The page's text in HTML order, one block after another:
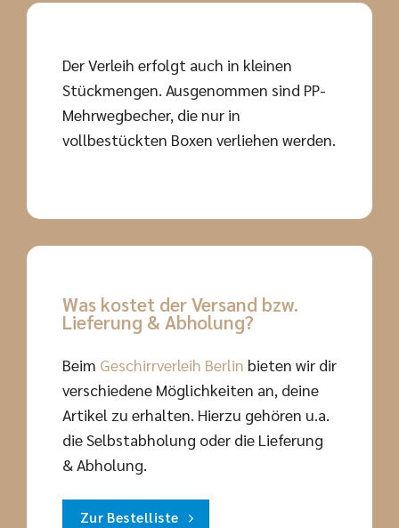
Der Verleih erfolgt auch in kleinen
Stückmengen. Ausgenommen sind PP-
Mehrwegbecher, die nur in
vollbestückten Boxen verliehen werden.
Was kostet der Versand bzw.
Lieferung & Abholung?
Beim Geschirrverleih Berlin bieten wir dir
verschiedene Möglichkeiten an, deine
Artikel zu erhalten. Hierzu gehören u.a.
die Selbstabholung oder die Lieferung
& Abholung.
Zur Bestelliste